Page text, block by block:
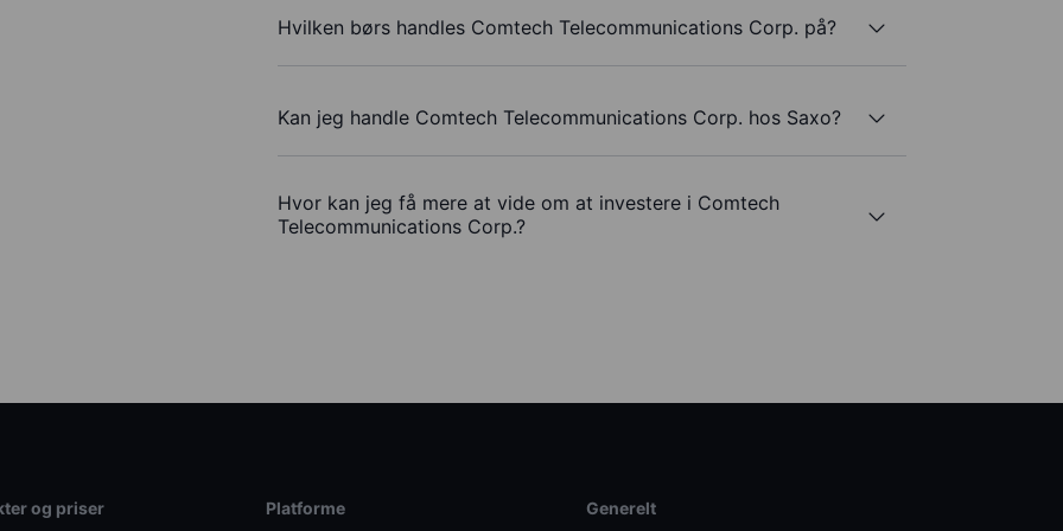
Hvilken børs handles Comtech Telecommunications Corp. på?
Kan jeg handle Comtech Telecommunications Corp. hos Saxo?
Hvor kan jeg få mere at vide om at investere i Comtech
Telecommunications Corp.?
og priser Platforme Generelt